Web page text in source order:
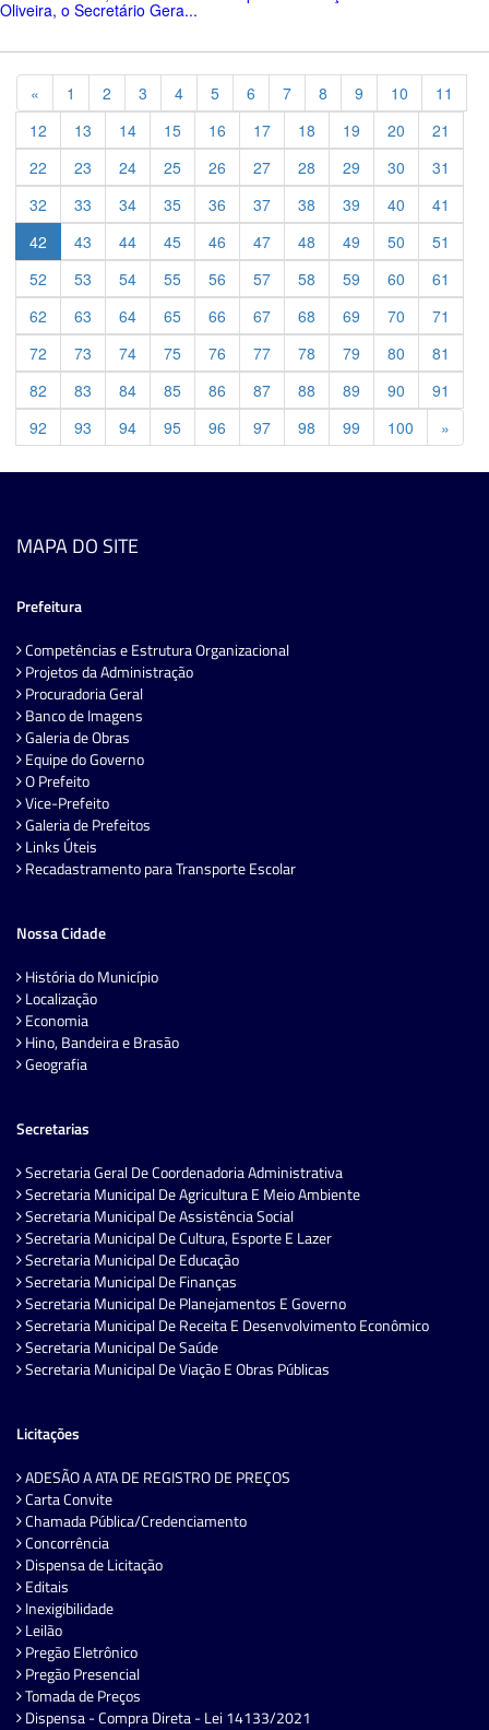
Oliveira, o Secretário Gera...
« Previous
1 2 3 4 5 6 7 8 9 10
11
12
13 14 15 16 17 18 19 20
21
22
23 24 25 26 27 28 29 30
31
32
33 34 35 36 37 38 39 40
41
42
43 44 45 46 47 48 49 50
51
52
53 54 55 56 57 58 59 60
61
62
63 64 65 66 67 68 69 70
71
72
73 74 75 76 77 78 79 80
81
82
83 84 85 86 87 88 89 90
91
92
93 94 95 96 97 98 99 100 »
MAPA DO SITE
Prefeitura
Competências e Estrutura Organizacional
Projetos da Administração
Procuradoria Geral
Banco de Imagens
Galeria de Obras
Equipe do Governo
O Prefeito
Vice-Prefeito
Galeria de Prefeitos
Links Úteis
Recadastramento para Transporte Escolar
Nossa Cidade
História do Município
Localização
Economia
Hino, Bandeira e Brasão
Geografia
Secretarias
Secretaria Geral De Coordenadoria Administrativa
Secretaria Municipal De Agricultura E Meio Ambiente
Secretaria Municipal De Assistência Social
Secretaria Municipal De Cultura, Esporte E Lazer
Secretaria Municipal De Educação
Secretaria Municipal De Finanças
Secretaria Municipal De Planejamentos E Governo
Secretaria Municipal De Receita E Desenvolvimento Econômico
Secretaria Municipal De Saúde
Secretaria Municipal De Viação E Obras Públicas
Licitações
ADESÃO A ATA DE REGISTRO DE PREÇOS
Carta Convite
Chamada Pública/Credenciamento
Concorrência
Dispensa de Licitação
Editais
Inexigibilidade
Leilão
Pregão Eletrônico
Pregão Presencial
Tomada de Preços
Dispensa - Compra Direta - Lei 14133/2021